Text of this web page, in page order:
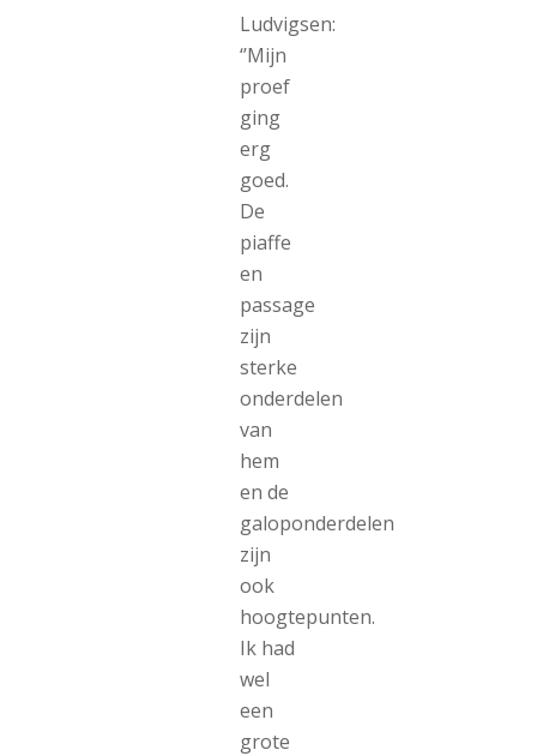
Ludvigsen:
‘’Mijn
proef
ging
erg
goed.
De
piaffe
en
passage
zijn
sterke
onderdelen
van
hem
en de
galoponderdelen
zijn
ook
hoogtepunten.
Ik had
wel
een
grote